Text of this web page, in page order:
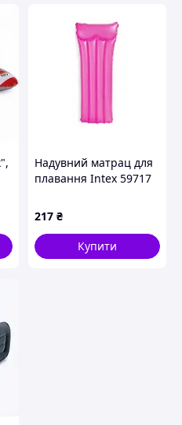
Надувний матрац для
плавання Intex 59717
217 ₴
Купити